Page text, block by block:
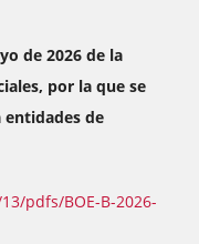
de 2026 de la
por la que se
entidades de
pdfs/BOE-B-2026-